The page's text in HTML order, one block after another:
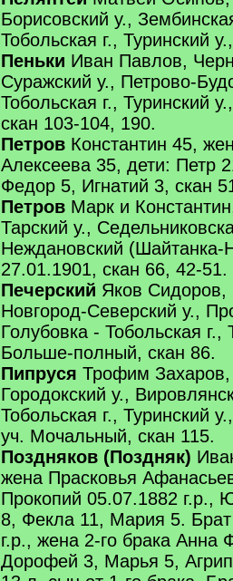
Борисовский у.,
Тобольская г., Туринский
Пеньки Иван Павлов,
Суражский у., Петрово-
Тобольская г., Туринский
скан 103-104, 190.
Петров Константин 45,
Алексеева 35, дети: Петр
Федор 5, Игнатий 3, скан
Петров Марк и
Тарский у.,
Неждановский (Шайтанка-
27.01.1901, скан 66, 42-51.
Печерский Яков Сидоров,
Новгород-Северский у.,
Голубовка - Тобольская г.,
Больше-полный, скан 86.
Пипруся Трофим Захаров,
Городокский у.,
Тобольская г., Туринский
уч. Мочальный, скан 115.
Поздняков (Поздняк)
жена Прасковья
Прокопий 05.07.1882 г.р.,
8, Фекла 11, Мария 5.
г.р., жена 2-го брака Анна
Дорофей 3, Марья 5,